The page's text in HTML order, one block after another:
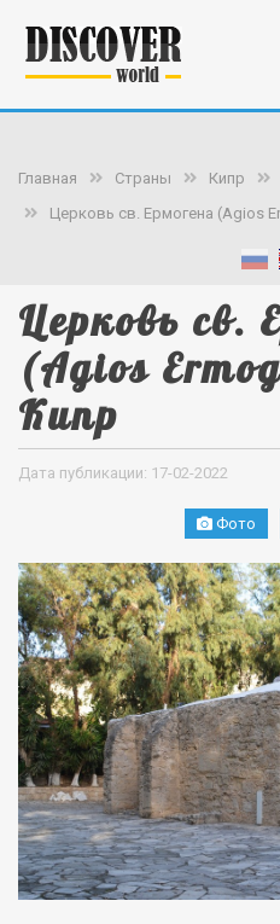
Главная Страны Кипр
Церковь св. Ермогена (Agios
Церковь св.
(Agios
Кипр
Дата публикации: 17-02-2022
Фото